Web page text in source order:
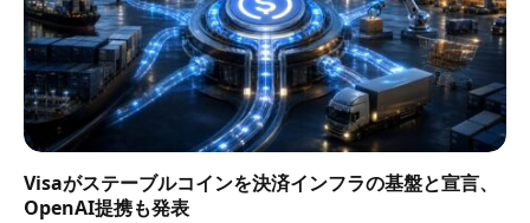
Visaがステーブルコインを決済インフラの基盤と宣言、
OpenAI提携も発表